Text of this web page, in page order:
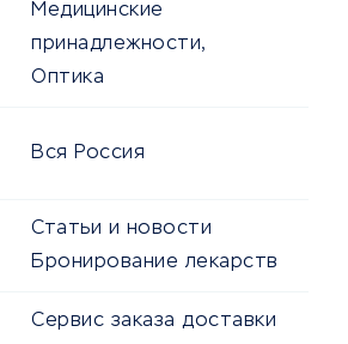
Медицинские
принадлежности,
Оптика
Вся Россия
Статьи и новости
Бронирование лекарств
Сервис заказа доставки